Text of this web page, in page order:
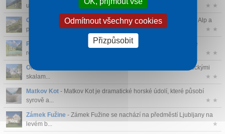
ukazuje...
★ ★
Grintovec
- Grintovec je nejvyšší vrchol Kamnicko-Savinjských Alp a
půso...
★ ★
Planšarské jezero
- Planšarsko jezero je malé, ale mimořádně
romantické ...
★ ★
Okrešelj
- Okrešelj je vysokohorská oblast obklopená dramatickými
skalam...
★ ★
Matkov Kot - Matkov Kot je dramatické horské údolí, které působí
syrově a...
★ ★
Zámek Fužine - Zámek Fužine se nachází na předměstí Ljubljany na
levém b...
★
Odmítnout všechny cookies
Přizpůsobit